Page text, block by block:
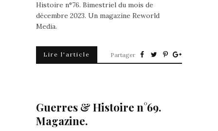
Histoire n°76. Bimestriel du mois de
décembre 2023. Un magazine Reworld
Media.
Lire l'article Partager
Guerres & Histoire n°69.
Magazine.